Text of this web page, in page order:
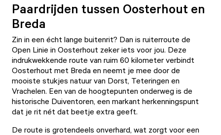
Paardrijden tussen Oosterhout en
Breda
Zin in een écht lange buitenrit? Dan is ruiterroute de
Open Linie in Oosterhout zeker iets voor jou. Deze
indrukwekkende route van ruim 60 kilometer verbindt
Oosterhout met Breda en neemt je mee door de
mooiste stukjes natuur van Dorst, Teteringen en
Vrachelen. Een van de hoogtepunten onderweg is de
historische Duiventoren, een markant herkenningspunt
dat je rit nét dat beetje extra geeft.
De route is grotendeels onverhard, wat zorgt voor een